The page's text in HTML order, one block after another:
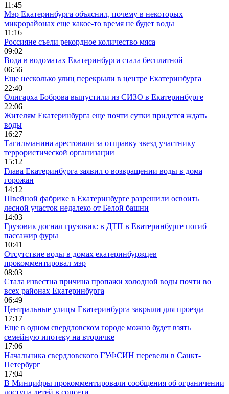
11:45
Мэр Екатеринбурга объяснил, почему в некоторых
микрорайонах еще какое-то время не будет воды
11:16
Россияне съели рекордное количество мяса
09:02
Вода в водоматах Екатеринбурга стала бесплатной
06:56
Еще несколько улиц перекрыли в центре Екатеринбурга
22:40
Олигарха Боброва выпустили из СИЗО в Екатеринбурге
22:06
Жителям Екатеринбурга еще почти сутки придется ждать
воды
16:27
Тагильчанина арестовали за отправку звезд участнику
террористической организации
15:12
Глава Екатеринбурга заявил о возвращении воды в дома
горожан
14:12
Швейной фабрике в Екатеринбурге разрешили освоить
лесной участок недалеко от Белой башни
14:03
Грузовик догнал грузовик: в ДТП в Екатеринбурге погиб
пассажир фуры
10:41
Отсутствие воды в домах екатеринбуржцев
прокомментировал мэр
08:03
Стала известна причина пропажи холодной воды почти во
всех районах Екатеринбурга
06:49
Центральные улицы Екатеринбурга закрыли для проезда
17:17
Еще в одном свердловском городе можно будет взять
семейную ипотеку на вторичке
17:06
Начальника свердловского ГУФСИН перевели в Санкт-
Петербург
17:04
В Минцифры прокомментировали сообщения об ограничении